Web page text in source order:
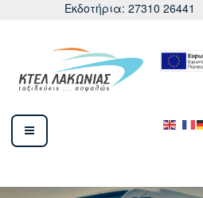
Εκδοτήρια: 27310 26441